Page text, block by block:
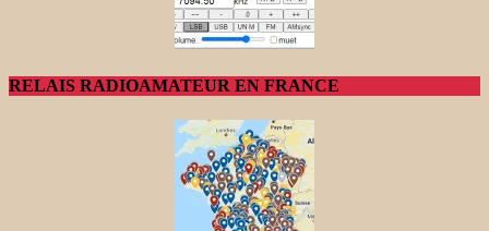
RELAIS RADIOAMATEUR EN FRANCE